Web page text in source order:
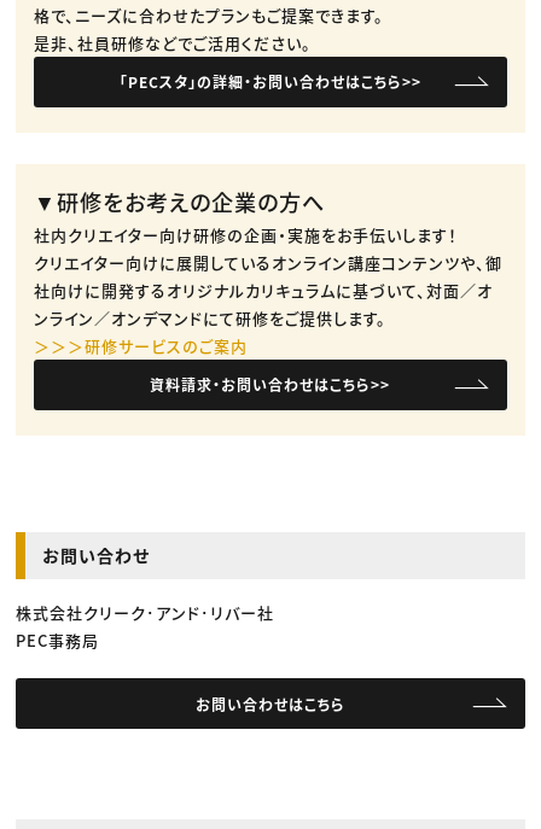
格で、ニーズに合わせたプランもご提案できます。​
是非、社員研修などでご活用ください。​
「PECスタ」の詳細・お問い合わせはこちら>>
▼研修をお考えの企業の方へ
社内クリエイター向け研修の企画・実施をお手伝いします！
クリエイター向けに展開しているオンライン講座コンテンツや、御
社向けに開発するオリジナルカリキュラムに基づいて、対面／オ
ンライン／オンデマンドにて研修をご提供します。
＞＞＞研修サービスのご案内
資料請求・お問い合わせはこちら>>
お問い合わせ
株式会社クリーク･アンド･リバー社
PEC事務局
お問い合わせはこちら